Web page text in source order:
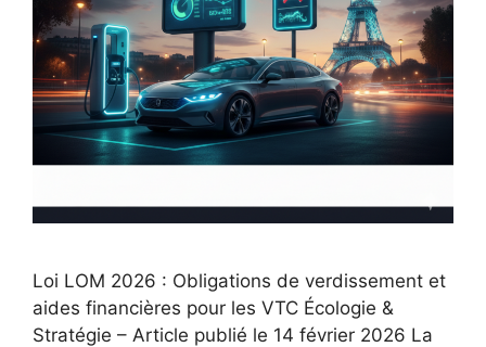
Loi LOM 2026 : Obligations de verdissement et
aides financières pour les VTC Écologie &
Stratégie – Article publié le 14 février 2026 La